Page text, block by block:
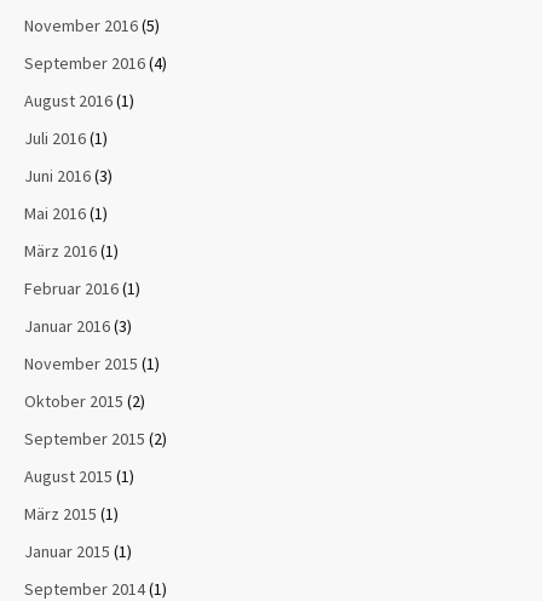
November 2016(5)
September 2016(4)
August 2016(1)
Juli 2016(1)
Juni 2016(3)
Mai 2016(1)
März 2016(1)
Februar 2016(1)
Januar 2016(3)
November 2015 (1)
Oktober 2015 (2)
September 2015 (2)
August 2015 (1)
März 2015 (1)
Januar 2015 (1)
September 2014(1)